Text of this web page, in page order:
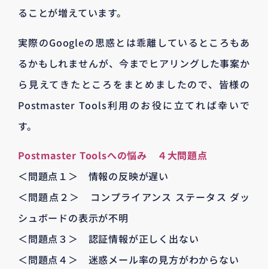
ることが増えています。
実際のGoogleの思惑とは乖離しているところもあ
るかもしれませんが、今までヒアリングした事案か
ら見えてきたところをまとめましたので、皆様の
Postmaster Tools利用のお役に立てれば幸いで
す。
Postmaster Toolsへの悩み ４大問題点
＜問題点１＞ 情報の反映が遅い
＜問題点２＞ コンプライアンス ステータス ダッ
シュボードの表示が不明
＜問題点３＞ 認証情報が正しく出ない
＜問題点４＞ 迷惑メール率の見方がわからない